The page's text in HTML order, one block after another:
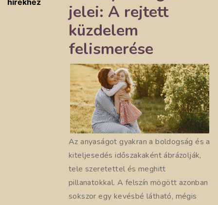
hírekhez
jelei: A rejtett
küzdelem
felismerése
Az anyaságot gyakran a boldogság és a
kiteljesedés időszakaként ábrázolják,
tele szeretettel és meghitt
pillanatokkal. A felszín mögött azonban
sokszor egy kevésbé látható, mégis